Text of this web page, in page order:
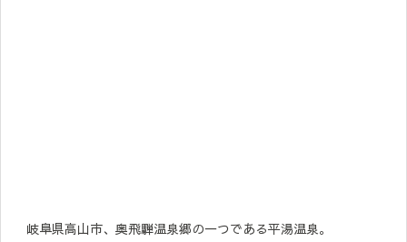
岐阜県高山市、奥飛騨温泉郷の一つである平湯温泉。